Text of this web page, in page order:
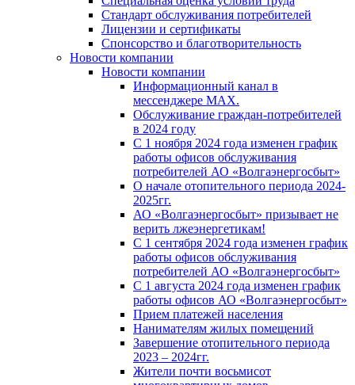
Стандарт обслуживания потребителей
Лицензии и сертификаты
Спонсорство и благотворительность
Новости компании
Новости компании
Информационный канал в
мессенджере MAX.
Обслуживание граждан-потребителей
в 2024 году
С 1 ноября 2024 года изменен график
работы офисов обслуживания
потребителей АО «Волгаэнергосбыт»
О начале отопительного периода 2024-
2025гг.
АО «Волгаэнергосбыт» призывает не
верить лжеэнергетикам!
С 1 сентября 2024 года изменен график
работы офисов обслуживания
потребителей АО «Волгаэнергосбыт»
С 1 августа 2024 года изменен график
работы офисов АО «Волгаэнергосбыт»
Прием платежей населения
Нанимателям жилых помещений
Завершение отопительного периода
2023 – 2024гг.
Жители почти восьмисот